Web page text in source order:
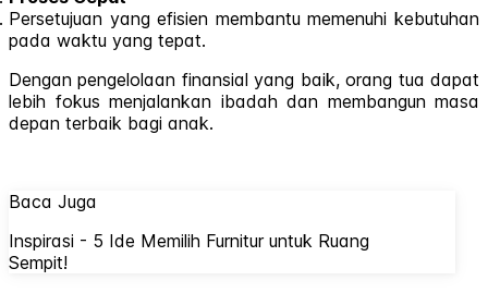
Persetujuan yang efisien membantu memenuhi kebutuhan
pada waktu yang tepat.
Dengan pengelolaan finansial yang baik, orang tua dapat
lebih fokus menjalankan ibadah dan membangun masa
depan terbaik bagi anak.
Baca Juga
Inspirasi - 5 Ide Memilih Furnitur untuk Ruang
Sempit!